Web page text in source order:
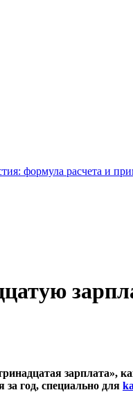
формула расчета и
зарплата»,
год, специально для